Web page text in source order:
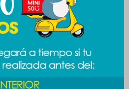
te pueden interesar